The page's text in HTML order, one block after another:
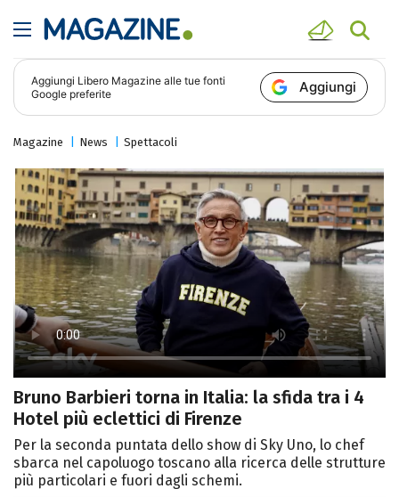
Aggiungi Libero Magazine alle tue fonti
Google preferite
Aggiungi
Magazine News Spettacoli
Bruno Barbieri torna in Italia: la sfida tra i 4
Hotel più eclettici di Firenze
Per la seconda puntata dello show di Sky Uno, lo chef
sbarca nel capoluogo toscano alla ricerca delle strutture
più particolari e fuori dagli schemi.